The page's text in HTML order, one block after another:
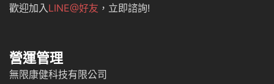
歡迎加入 LINE@好友 ，立即諮詢!
營運管理
無限康健科技有限公司